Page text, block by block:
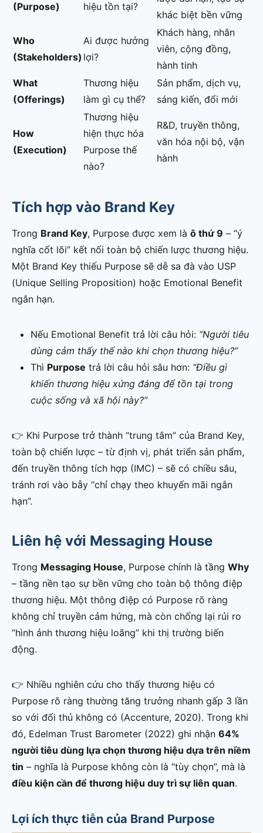
(Purpose) hiệu tồn tại?
khác biệt bền vững
Who
(Stakeholders)
Ai được hưởng
lợi?
Khách hàng, nhân
viên, cộng đồng,
hành tinh
What
(Offerings)
Thương hiệu
làm gì cụ thể?
Sản phẩm, dịch vụ,
sáng kiến, đổi mới
How
(Execution)
Thương hiệu
hiện thực hóa
Purpose thế
nào?
R&D, truyền thông,
văn hóa nội bộ, vận
hành
Tích hợp vào Brand Key
Trong Brand Key, Purpose được xem là ô thứ 9 – “ý
nghĩa cốt lõi” kết nối toàn bộ chiến lược thương hiệu.
Một Brand Key thiếu Purpose sẽ dễ sa đà vào USP
(Unique Selling Proposition) hoặc Emotional Benefit
ngắn hạn.
Nếu Emotional Benefit trả lời câu hỏi: “Người tiêu
dùng cảm thấy thế nào khi chọn thương hiệu?”
Thì Purpose trả lời câu hỏi sâu hơn: “Điều gì
khiến thương hiệu xứng đáng để tồn tại trong
cuộc sống và xã hội này?”
👉 Khi Purpose trở thành “trung tâm” của Brand Key,
toàn bộ chiến lược – từ định vị, phát triển sản phẩm,
đến truyền thông tích hợp (IMC) – sẽ có chiều sâu,
tránh rơi vào bẫy “chỉ chạy theo khuyến mãi ngắn
hạn”.
Liên hệ với Messaging House
Trong Messaging House, Purpose chính là tầng Why
– tầng nền tạo sự bền vững cho toàn bộ thông điệp
thương hiệu. Một thông điệp có Purpose rõ ràng
không chỉ truyền cảm hứng, mà còn chống lại rủi ro
“hình ảnh thương hiệu loãng” khi thị trường biến
động.
👉 Nhiều nghiên cứu cho thấy thương hiệu có
Purpose rõ ràng thường tăng trưởng nhanh gấp 3 lần
so với đối thủ không có (Accenture, 2020). Trong khi
đó, Edelman Trust Barometer (2022) ghi nhận 64%
người tiêu dùng lựa chọn thương hiệu dựa trên niềm
tin – nghĩa là Purpose không còn là “tùy chọn”, mà là
điều kiện cần để thương hiệu duy trì sự liên quan.
Lợi ích thực tiễn của Brand Purpose